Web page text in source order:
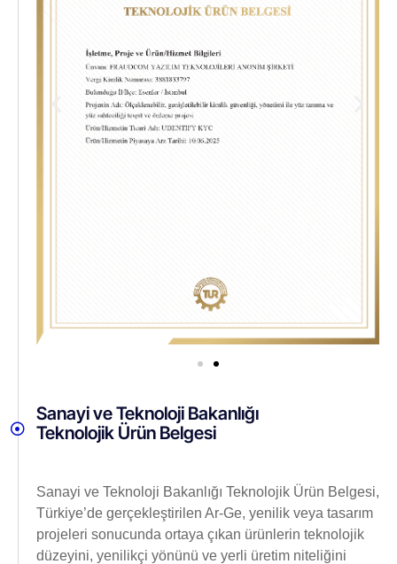
Sanayi ve Teknoloji Bakanlığı
Teknolojik Ürün Belgesi
Sanayi ve Teknoloji Bakanlığı Teknolojik Ürün Belgesi,
Türkiye’de gerçekleştirilen Ar-Ge, yenilik veya tasarım
projeleri sonucunda ortaya çıkan ürünlerin teknolojik
düzeyini, yenilikçi yönünü ve yerli üretim niteliğini